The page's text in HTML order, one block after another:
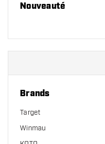
Nouveauté
Brands
Target
Winmau